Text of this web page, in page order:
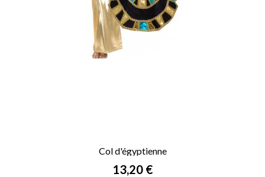
Col d'égyptienne
Prix
13,20 €